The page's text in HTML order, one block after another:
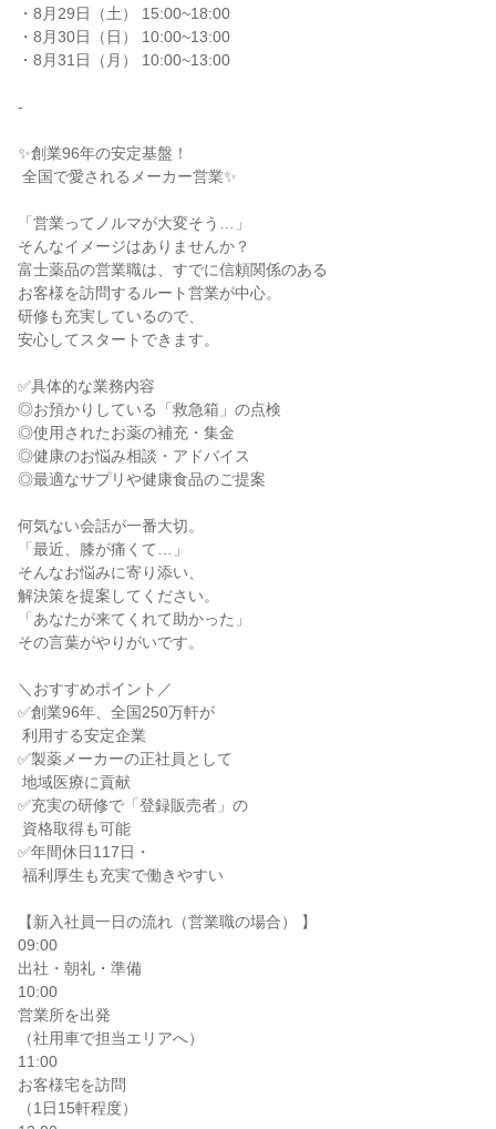
・8月29日（土） 15:00~18:00
・8月30日（日） 10:00~13:00
・8月31日（月） 10:00~13:00
-
✨創業96年の安定基盤！
「営業ってノルマが大変そう…」
そんなイメージはありませんか？
富士薬品の営業職は、すでに信頼関係のある
お客様を訪問するルート営業が中心。
研修も充実しているので、
安心してスタートできます。
✅具体的な業務内容
◎お預かりしている「救急箱」の点検
◎使用されたお薬の補充・集金
◎健康のお悩み相談・アドバイス
◎最適なサプリや健康食品のご提案
何気ない会話が一番大切。
「最近、膝が痛くて…」
そんなお悩みに寄り添い、
解決策を提案してください。
「あなたが来てくれて助かった」
その言葉がやりがいです。
＼おすすめポイント／
✅創業96年、全国250万軒が
✅製薬メーカーの正社員として
✅充実の研修で「登録販売者」の
✅年間休日117日・
【新入社員一日の流れ（営業職の場合） 】
09:00
出社・朝礼・準備
10:00
営業所を出発
（社用車で担当エリアへ）
11:00
お客様宅を訪問
（1日15軒程度）